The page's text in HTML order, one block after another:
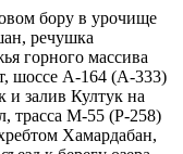
бору в урочище
речушка
горного массива
шоссе A-164 (A-333)
и залив Култук на
трасса M-55 (P-258)
Хамардабан,